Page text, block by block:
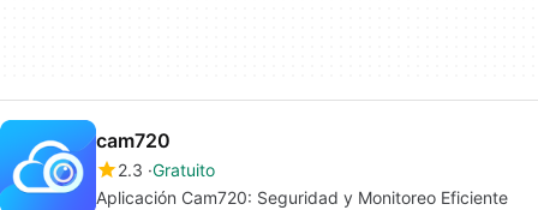
cam720
2.3 Gratuito
Aplicación Cam720: Seguridad y Monitoreo Eficiente